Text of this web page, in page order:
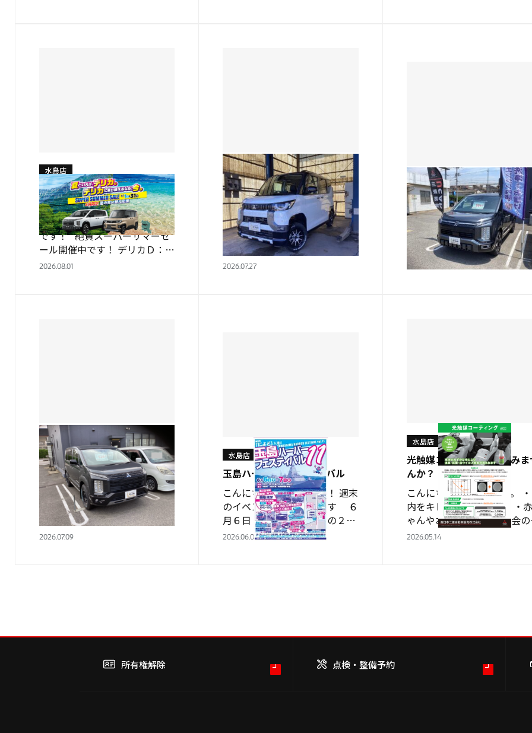
ＳＵＰＥＲ ＳＵＭＭＥＲ Ｓ
ＡＬＥ開催中！！
水島店
西日本三菱自動車販売 水島店
です！ 絶賛スーパーサマーセ
ール開催中です！ デリカＤ：５
やデリカミニのおすすめ車をご
2026.08.01
チョットかっこいいワンちゃん
はいかが？
水島店
西日本三菱自動車販売 水島
店 内田です。 最近リュック1
つでキャンプしたくて軽量化を
考えている今日この頃です(^^;
2026.07.27
この夏に間に合いますよ！
水島店
西日本三菱自動車販売 水島
店 内田です！ 梅雨も明け
チャクチャ暑くなりました
皆様どの様にお過ごしでし
2026.07.20
デリカＤ：５カスタムカーはい
かがですか？
水島店
西日本三菱自動車販売 水島
店 内田です！ ６月から笠岡店
から水島店でお世話になること
になりましたので、宜しくお願
2026.07.09
玉島ハーバーフェスティバル
水島店
こんにちは 水島店です！ 週末
のイベントのお知らせです ６
月６日（土）・７（日）の２日
間 水島港 玉島外貿1号埠頭特
2026.06.04
光触媒コーティングしてみ
んか？
水島店
こんにちは！水島店です。
内をキレイに保ちたい方 ・
ゃんやお子様を乗せる機会
い方 ・ペットやタバコなど
2026.05.14
所有権解除 点検・整備予約